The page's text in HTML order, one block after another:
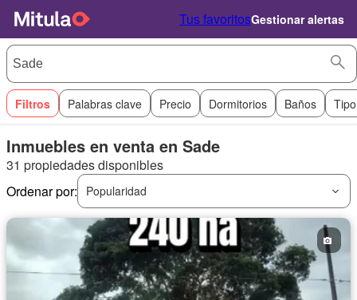
Tus favoritosGestionar alertas
Filtros Palabras clave Precio Dormitorios Baños
Inmuebles en venta en Sade
31 propiedades disponibles
Ordenar por:
Popularidad